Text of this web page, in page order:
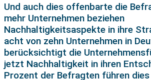
Und auch dies offenbarte die
mehr Unternehmen beziehen
Nachhaltigkeitsaspekte in ihre
acht von zehn Unternehmen in
berücksichtigt die
jetzt Nachhaltigkeit in ihren
Prozent der Befragten führen dies